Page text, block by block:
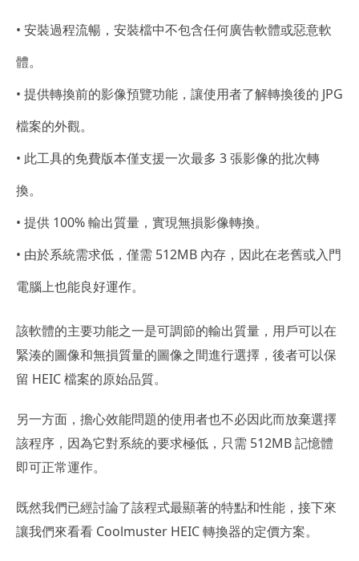
• 安裝過程流暢，安裝檔中不包含任何廣告軟體或惡意軟
體。
• 提供轉換前的影像預覽功能，讓使用者了解轉換後的 JPG
檔案的外觀。
• 此工具的免費版本僅支援一次最多 3 張影像的批次轉
換。
• 提供 100% 輸出質量，實現無損影像轉換。
• 由於系統需求低，僅需 512MB 內存，因此在老舊或入門
電腦上也能良好運作。
該軟體的主要功能之一是可調節的輸出質量，用戶可以在
緊湊的圖像和無損質量的圖像之間進行選擇，後者可以保
留 HEIC 檔案的原始品質。
另一方面，擔心效能問題的使用者也不必因此而放棄選擇
該程序，因為它對系統的要求極低，只需 512MB 記憶體
即可正常運作。
既然我們已經討論了該程式最顯著的特點和性能，接下來
讓我們來看看 Coolmuster HEIC 轉換器的定價方案。